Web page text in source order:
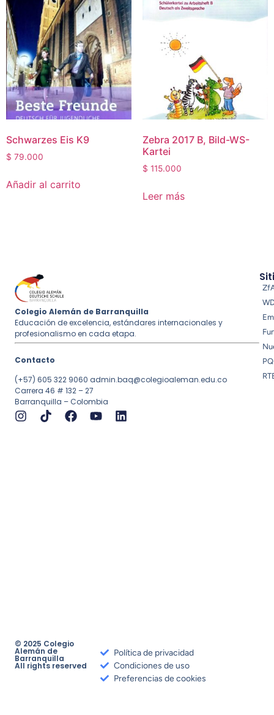
Schwarzes Eis K9
$ 79.000
Añadir al carrito
Zebra 2017 B, Bild-WS-
Kartei
$ 115.000
Leer más
Colegio Alemán de Barranquilla
Educación de excelencia, estándares internacionales y
profesionalismo en cada etapa.
Contacto
(+57) 605 322 9060 admin.baq@colegioaleman.edu.co
Carrera 46 # 132 – 27
Barranquilla – Colombia
© 2025 Colegio
Alemán de
Barranquilla
All rights reserved
Política de privacidad
Condiciones de uso
Preferencias de cookies